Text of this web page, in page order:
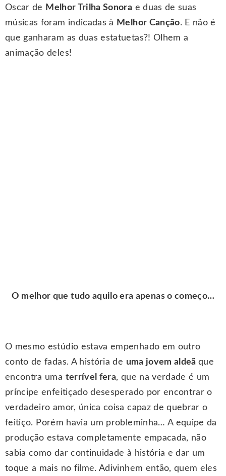
Oscar de Melhor Trilha Sonora e duas de suas
músicas foram indicadas à Melhor Canção. E não é
que ganharam as duas estatuetas?! Olhem a
animação deles!
O melhor que tudo aquilo era apenas o começo…
O mesmo estúdio estava empenhado em outro
conto de fadas. A história de uma jovem aldeãque
encontra uma terrível fera, que na verdade é um
príncipe enfeitiçado desesperado por encontrar o
verdadeiro amor, única coisa capaz de quebrar o
feitiço. Porém havia um probleminha… A equipe da
produção estava completamente empacada, não
sabia como dar continuidade à história e dar um
toque a mais no filme. Adivinhem então, quem eles